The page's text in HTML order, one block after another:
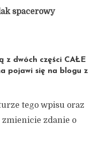
spacerowy
z dwóch części CAŁE
pojawi się na blogu z
tego wpisu oraz
zdanie o